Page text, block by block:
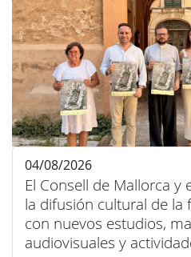
El Consell de Mallorca
la difusión cultural de la
con nuevos estudios,
audiovisuales y
04/08/2026